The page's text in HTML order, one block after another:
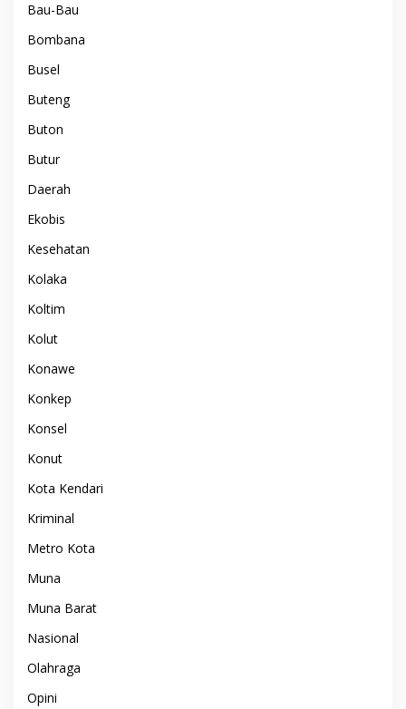
Bau-Bau
Bombana
Busel
Buteng
Buton
Butur
Daerah
Ekobis
Kesehatan
Kolaka
Koltim
Kolut
Konawe
Konkep
Konsel
Konut
Kota Kendari
Kriminal
Metro Kota
Muna
Muna Barat
Nasional
Olahraga
Opini